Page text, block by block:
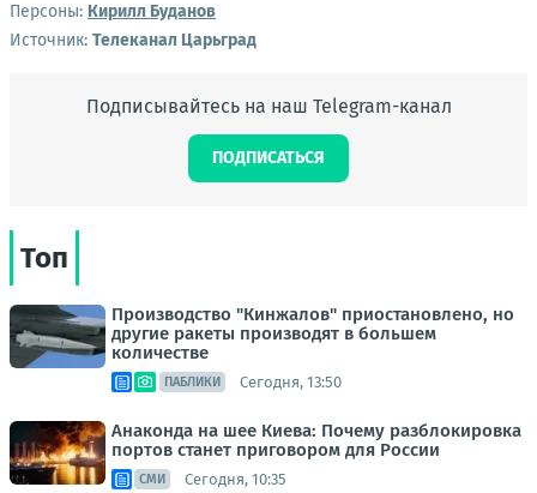
Персоны: Кирилл Буданов
Источник: Телеканал Царьград
Подписывайтесь на наш Telegram-канал
ПОДПИСАТЬСЯ
Топ
Производство "Кинжалов" приостановлено, но
другие ракеты производят в большем
количестве
ПАБЛИКИ Сегодня, 13:50
Анаконда на шее Киева: Почему разблокировка
портов станет приговором для России
СМИ Сегодня, 10:35